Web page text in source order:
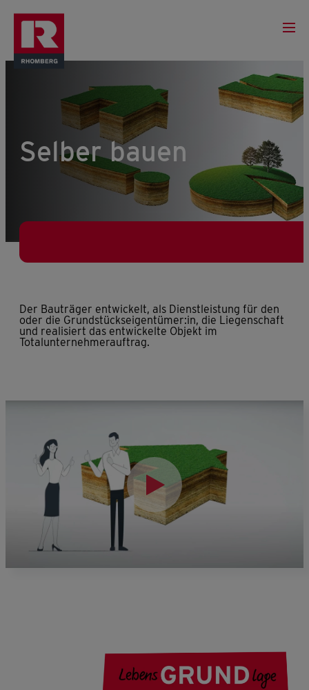
Selber bauen
Der Bauträger entwickelt, als Dienstleistung für den
oder die Grundstückseigentümer:in, die Liegenschaft
und realisiert das entwickelte Objekt im
Totalunternehmerauftrag.